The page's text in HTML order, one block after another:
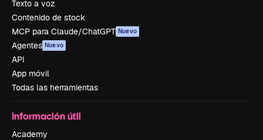
Texto a voz
Contenido de stock
MCP para Claude/ChatGPT Nuevo
Agentes Nuevo
API
App móvil
Todas las herramientas
Información útil
Academy